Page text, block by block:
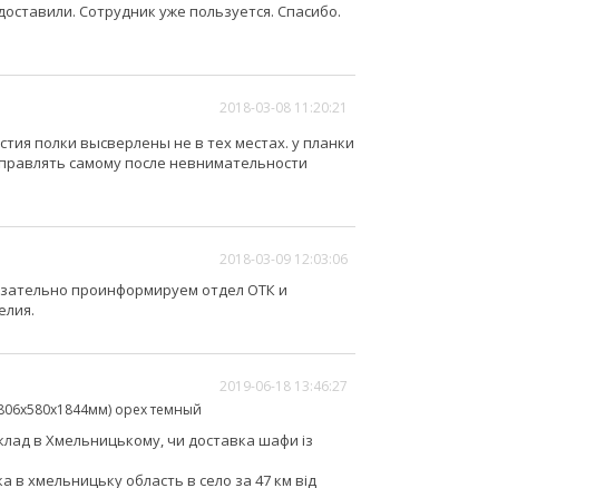
Сотрудник уже пользуется. Спасибо.
2018-03-08 11:20:21
полки высверлены не в тех местах. у планки
самому после невнимательности
2018-03-09 12:03:06
проинформируем отдел ОТК и
2019-06-18 13:46:27
орех темный
в Хмельницькому, чи доставка шафи із
в хмельницьку область в село за 47 км від